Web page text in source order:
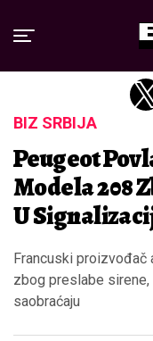
BIZ SRBIJA
Peugeot
Modela 208
U
Francuski
zbog preslabe
saobraćaju